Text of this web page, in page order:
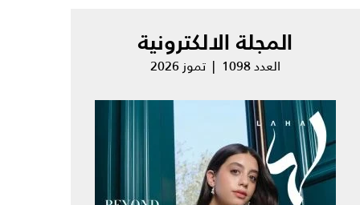
المجلة الالكترونية
العدد 1098 | تموز 2026